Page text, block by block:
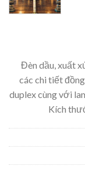
Đèn dầu, xuất
các chi tiết
duplex cùng với
Kích